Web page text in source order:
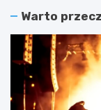
Warto